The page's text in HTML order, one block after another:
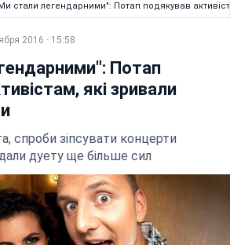
стали легендарними": Потап подякував
2016 · 15:58
Потап
які зривали
спроби зіпсувати концерти
дуету ще більше сил